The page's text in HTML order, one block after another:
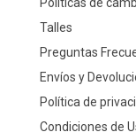
Talles
Preguntas
Envíos y
Política de
Condiciones de